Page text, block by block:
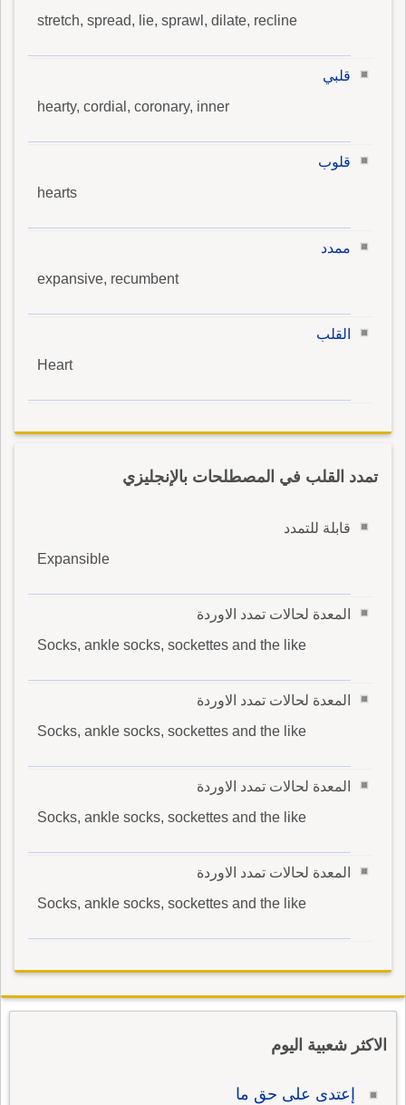
stretch, spread, lie, sprawl, dilate, recline
قلبي
hearty, cordial, coronary, inner
قلوب
hearts
ممدد
expansive, recumbent
القلب
Heart
تمدد القلب في المصطلحات بالإنجليزي
قابلة للتمدد
Expansible
المعدة لحالات تمدد الاوردة
Socks, ankle socks, sockettes and the like
المعدة لحالات تمدد الاوردة
Socks, ankle socks, sockettes and the like
المعدة لحالات تمدد الاوردة
Socks, ankle socks, sockettes and the like
المعدة لحالات تمدد الاوردة
Socks, ankle socks, sockettes and the like
الاكثر شعبية اليوم
إعتدى على حق ما